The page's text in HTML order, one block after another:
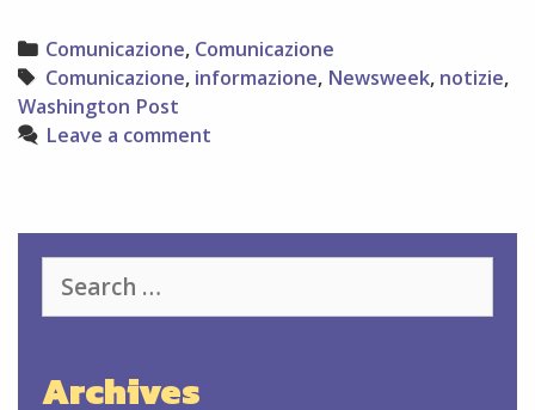
in
vendita
Categories
Comunicazione, Comunicazione
Tags
Comunicazione, informazione, Newsweek, notizie,
Washington Post
Leave a comment
for:
Archives